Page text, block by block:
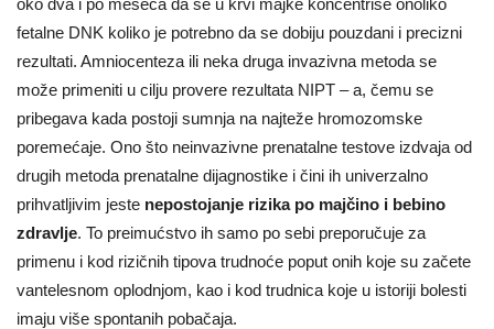
fetalne DNK koliko je potrebno da se dobiju pouzdani i precizni
rezultati. Amniocenteza ili neka druga invazivna metoda se
može primeniti u cilju provere rezultata NIPT – a, čemu se
pribegava kada postoji sumnja na najteže hromozomske
poremećaje. Ono što neinvazivne prenatalne testove izdvaja od
drugih metoda prenatalne dijagnostike i čini ih univerzalno
prihvatljivim jeste nepostojanje rizika po majčino i bebino
zdravlje. To preimućstvo ih samo po sebi preporučuje za
primenu i kod rizičnih tipova trudnoće poput onih koje su začete
vantelesnom oplodnjom, kao i kod trudnica koje u istoriji bolesti
imaju više spontanih pobačaja.